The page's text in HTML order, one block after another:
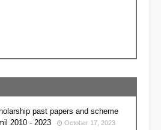
past papers and scheme
2010 - 2023
October 17, 2023